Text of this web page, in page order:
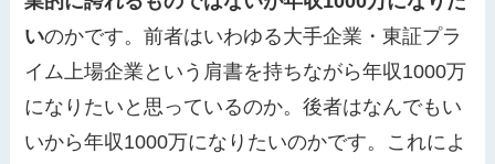
いのかです。前者はいわゆる大手企業・東証プラ
イム上場企業という肩書を持ちながら年収1000万
になりたいと思っているのか。後者はなんでもい
いから年収1000万になりたいのかです。これによ